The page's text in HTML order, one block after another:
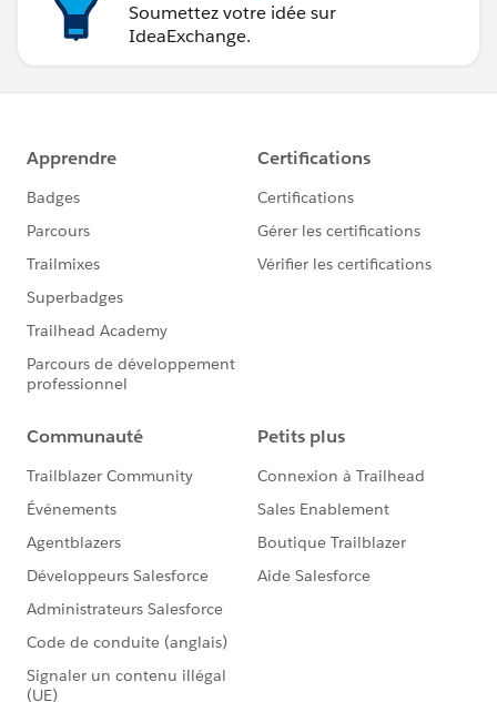
Soumettez votre idée sur
IdeaExchange.